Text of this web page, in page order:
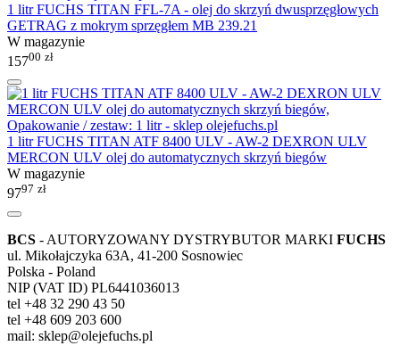
1 litr FUCHS TITAN FFL-7A - olej do skrzyń dwusprzęgłowych
GETRAG z mokrym sprzęgłem MB 239.21
W magazynie
15700 zł
1 litr FUCHS TITAN ATF 8400 ULV - AW-2 DEXRON ULV
MERCON ULV olej do automatycznych skrzyń biegów
W magazynie
9797 zł
BCS - AUTORYZOWANY DYSTRYBUTOR MARKI FUCHS
ul. Mikołajczyka 63A, 41-200 Sosnowiec
Polska - Poland
NIP (VAT ID) PL6441036013
tel +48 32 290 43 50
tel +48 609 203 600
mail: sklep@olejefuchs.pl